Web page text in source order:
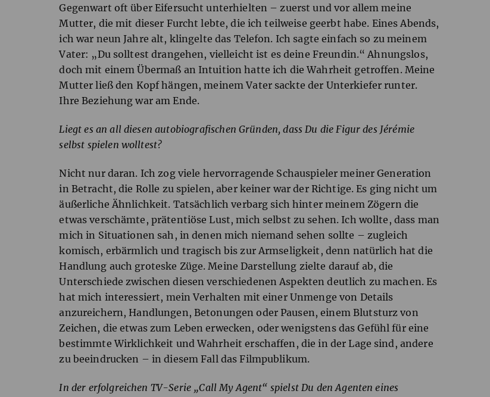
Gegenwart oft über Eifersucht unterhielten – zuerst und vor allem meine
Mutter, die mit dieser Furcht lebte, die ich teilweise geerbt habe. Eines Abends,
ich war neun Jahre alt, klingelte das Telefon. Ich sagte einfach so zu meinem
Vater: „Du solltest drangehen, vielleicht ist es deine Freundin.“ Ahnungslos,
doch mit einem Übermaß an Intuition hatte ich die Wahrheit getroffen. Meine
Mutter ließ den Kopf hängen, meinem Vater sackte der Unterkiefer runter.
Ihre Beziehung war am Ende.
Liegt es an all diesen autobiografischen Gründen, dass Du die Figur des Jérémie
selbst spielen wolltest?
Nicht nur daran. Ich zog viele hervorragende Schauspieler meiner Generation
in Betracht, die Rolle zu spielen, aber keiner war der Richtige. Es ging nicht um
äußerliche Ähnlichkeit. Tatsächlich verbarg sich hinter meinem Zögern die
etwas verschämte, prätentiöse Lust, mich selbst zu sehen. Ich wollte, dass man
mich in Situationen sah, in denen mich niemand sehen sollte – zugleich
komisch, erbärmlich und tragisch bis zur Armseligkeit, denn natürlich hat die
Handlung auch groteske Züge. Meine Darstellung zielte darauf ab, die
Unterschiede zwischen diesen verschiedenen Aspekten deutlich zu machen. Es
hat mich interessiert, mein Verhalten mit einer Unmenge von Details
anzureichern, Handlungen, Betonungen oder Pausen, einem Blutsturz von
Zeichen, die etwas zum Leben erwecken, oder wenigstens das Gefühl für eine
bestimmte Wirklichkeit und Wahrheit erschaffen, die in der Lage sind, andere
zu beeindrucken – in diesem Fall das Filmpublikum.
In der erfolgreichen TV-Serie „Call My Agent“ spielst Du den Agenten eines